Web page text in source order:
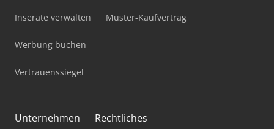
Inserate verwalten
Werbung buchen
Vertrauenssiegel
Muster-Kaufvertrag
Unternehmen Rechtliches